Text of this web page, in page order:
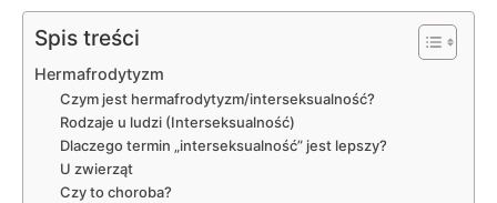
Spis treści
Hermafrodytyzm
Czym jest hermafrodytyzm/interseksualność?
Rodzaje u ludzi (Interseksualność)
Dlaczego termin „interseksualność” jest lepszy?
U zwierząt
Czy to choroba?